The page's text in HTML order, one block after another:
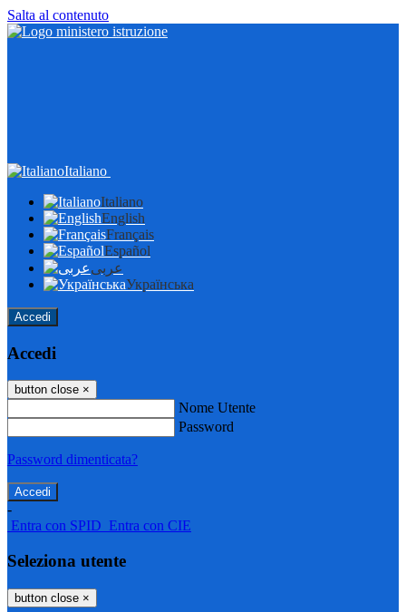
Salta al contenuto
Italiano
Italiano
English
Français
Español
عربى
Українська
Accedi
Accedi
button close ×
Nome Utente
Password
Password dimenticata?
-
Entra con SPID Entra con CIE
Seleziona utente
button close ×